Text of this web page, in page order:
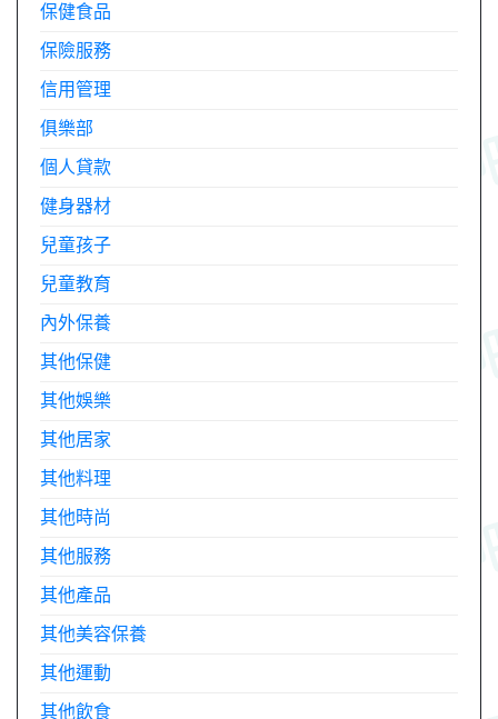
保健食品
保險服務
信用管理
俱樂部
個人貸款
健身器材
兒童孩子
兒童教育
內外保養
其他保健
其他娛樂
其他居家
其他料理
其他時尚
其他服務
其他產品
其他美容保養
其他運動
其他飲食